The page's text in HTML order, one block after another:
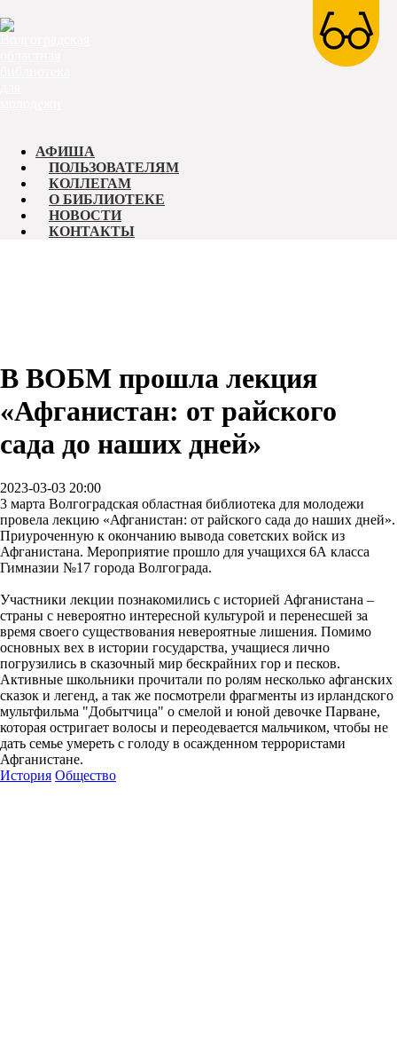
АФИША
ПОЛЬЗОВАТЕЛЯМ
КОЛЛЕГАМ
О БИБЛИОТЕКЕ
НОВОСТИ
КОНТАКТЫ
В ВОБМ прошла лекция
«Афганистан: от райского
сада до наших дней»
2023-03-03 20:00
3 марта Волгоградская областная библиотека для молодежи
провела лекцию «Афганистан: от райского сада до наших дней».
Приуроченную к окончанию вывода советских войск из
Афганистана. Мероприятие прошло для учащихся 6А класса
Гимназии №17 города Волгограда.
Участники лекции познакомились с историей Афганистана –
страны с невероятно интересной культурой и перенесшей за
время своего существования невероятные лишения. Помимо
основных вех в истории государства, учащиеся лично
погрузились в сказочный мир бескрайних гор и песков.
Активные школьники прочитали по ролям несколько афганских
сказок и легенд, а так же посмотрели фрагменты из ирландского
мультфильма "Добытчица" о смелой и юной девочке Парване,
которая остригает волосы и переодевается мальчиком, чтобы не
дать семье умереть с голоду в осажденном террористами
Афганистане.
История Общество